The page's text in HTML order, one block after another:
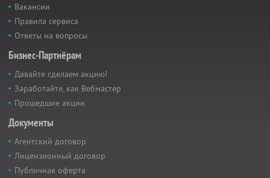
Вакансии
Правила сервиса
Ответы на вопросы
Бизнес-Партнёрам
Давайте сделаем акцию!
Заработайте, как Вебмастер
Прошедшие акции
Документы
Агентский договор
Лицензионный договор
Публичная оферта